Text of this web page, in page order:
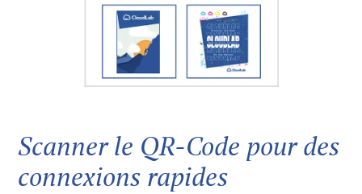
Scanner le QR-Code pour des
connexions rapides